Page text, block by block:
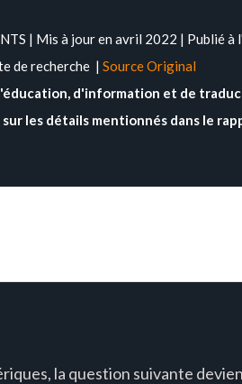
| Mis à jour en avril 2022 | Publié à
de recherche | Source Original
d'information et de
les détails mentionnés dans le
la question suivante